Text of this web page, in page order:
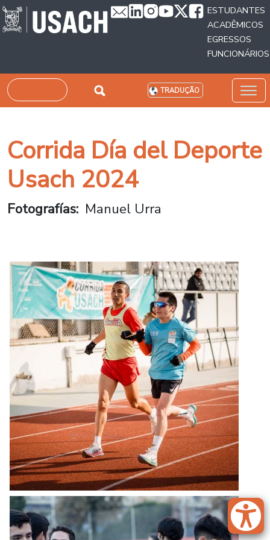
Passar para o conteúdo principal
ESTUDANTES
ACADÊMICOS
EGRESSOS
FUNCIONÁRIOS
Pesquisar TRADUÇÃO
Corrida Día del Deporte
Usach 2024
Fotografías Manuel Urra